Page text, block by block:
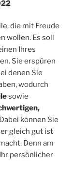
die mit Freude
wollen. Es soll
Ihres
Sie erspüren
denen Sie
wodurch
sowie
können Sie
gleich gut ist
Denn am
persönlicher